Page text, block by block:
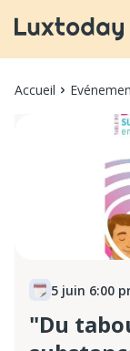
Accueil
5 juin 6:00
"Du